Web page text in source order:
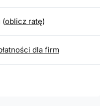
(oblicz ratę)
dla firm